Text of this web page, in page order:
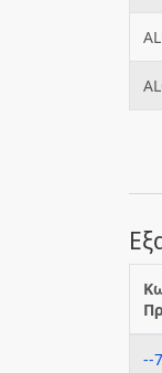
--